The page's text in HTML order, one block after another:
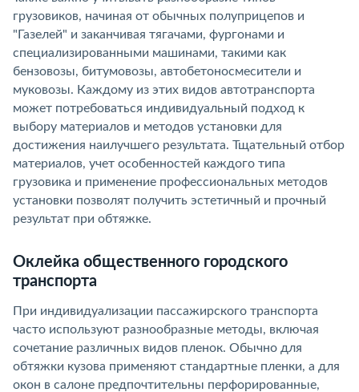
грузовиков, начиная от обычных полуприцепов и
"Газелей" и заканчивая тягачами, фургонами и
специализированными машинами, такими как
бензовозы, битумовозы, автобетоносмесители и
муковозы. Каждому из этих видов автотранспорта
может потребоваться индивидуальный подход к
выбору материалов и методов установки для
достижения наилучшего результата. Тщательный отбор
материалов, учет особенностей каждого типа
грузовика и применение профессиональных методов
установки позволят получить эстетичный и прочный
результат при обтяжке.
Оклейка общественного городского
транспорта
При индивидуализации пассажирского транспорта
часто используют разнообразные методы, включая
сочетание различных видов пленок. Обычно для
обтяжки кузова применяют стандартные пленки, а для
окон в салоне предпочтительны перфорированные,